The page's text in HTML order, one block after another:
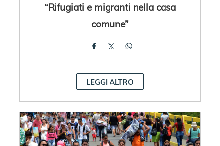
“Rifugiati e migranti nella casa
comune”
LEGGI ALTRO